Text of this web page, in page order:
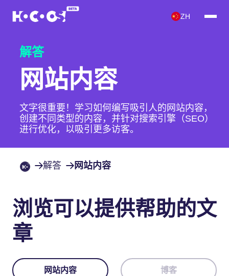
ZH
解答
网站内容
文字很重要！学习如何编写吸引人的网站内容，
创建不同类型的内容，并针对搜索引擎（SEO）
进行优化，以吸引更多访客。
解答 网站内容
浏览可以提供帮助的文
章
网站内容 博客